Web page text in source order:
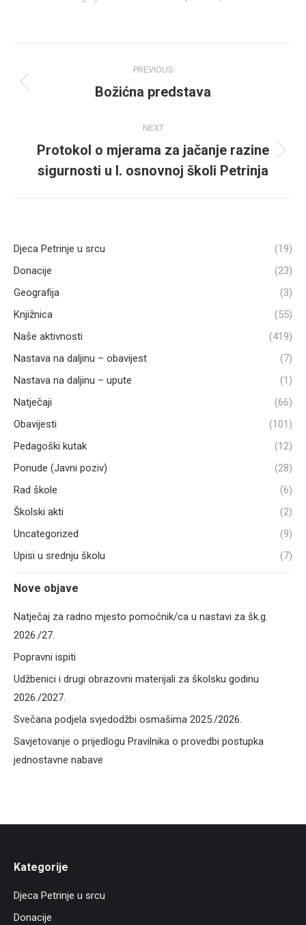
navigation
PREVIOUS
Previous
Božićna predstava
NEXT
Next
post:
Protokol o mjerama za jačanje razine
sigurnosti u I. osnovnoj školi Petrinja
Djeca Petrinje u srcu
(19)
Donacije
(23)
Geografija
(3)
Knjižnica
(55)
Naše aktivnosti
(419)
Nastava na daljinu – obavijest
(7)
Nastava na daljinu – upute
(1)
Natječaji
(66)
Obavijesti
(101)
Pedagoški kutak
(12)
Ponude (Javni poziv)
(28)
Rad škole
(6)
Školski akti
(2)
Uncategorized
(9)
Upisi u srednju školu
(7)
Nove objave
Natječaj za radno mjesto pomoćnik/ca u nastavi za šk.g.
2026./27.
Popravni ispiti
Udžbenici i drugi obrazovni materijali za školsku godinu
2026./2027.
Svečana podjela svjedodžbi osmašima 2025./2026.
Savjetovanje o prijedlogu Pravilnika o provedbi postupka
jednostavne nabave
Kategorije
Djeca Petrinje u srcu
Donacije